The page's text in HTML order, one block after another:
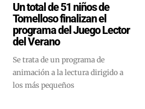
Un total de 51 niños de
Tomelloso finalizan el
programa del Juego Lector
del Verano
Se trata de un programa de
animación a la lectura dirigido a
los más pequeños